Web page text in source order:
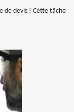
de devis ! Cette tâche